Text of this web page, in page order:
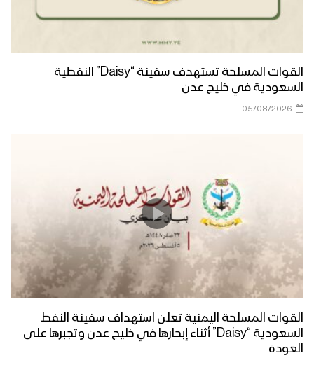
القوات المسلحة تستهدف سفينة “Daisy” النفطية
السعودية في خليج عدن
05/08/2026
القوات المسلحة اليمنية تعلن استهداف سفينة النفط
السعودية “Daisy” أثناء إبحارها في خليج عدن وتجبرها على
العودة